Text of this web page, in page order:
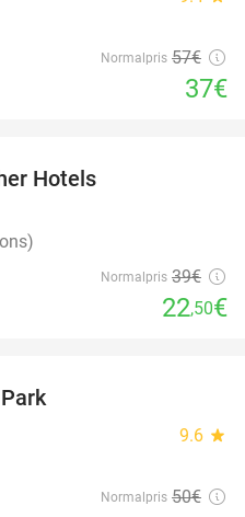
Normalpris 57€
37€
Hotels
Normalpris 39€
22,50€
9.6 star
Normalpris 50€